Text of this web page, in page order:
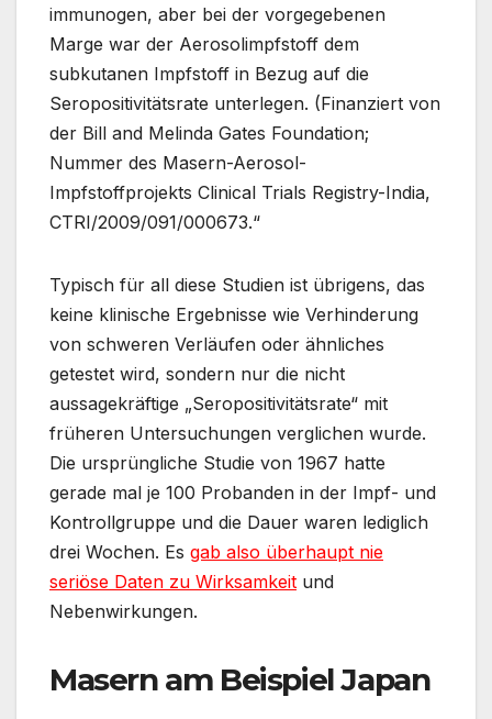
immunogen, aber bei der vorgegebenen
Marge war der Aerosolimpfstoff dem
subkutanen Impfstoff in Bezug auf die
Seropositivitätsrate unterlegen. (Finanziert von
der Bill and Melinda Gates Foundation;
Nummer des Masern-Aerosol-
Impfstoffprojekts Clinical Trials Registry-India,
CTRI/2009/091/000673.“
Typisch für all diese Studien ist übrigens, das
keine klinische Ergebnisse wie Verhinderung
von schweren Verläufen oder ähnliches
getestet wird, sondern nur die nicht
aussagekräftige „Seropositivitätsrate“ mit
früheren Untersuchungen verglichen wurde.
Die ursprüngliche Studie von 1967 hatte
gerade mal je 100 Probanden in der Impf- und
Kontrollgruppe und die Dauer waren lediglich
drei Wochen. Es gab also überhaupt nie
seriöse Daten zu Wirksamkeit und
Nebenwirkungen.
Masern am Beispiel Japan